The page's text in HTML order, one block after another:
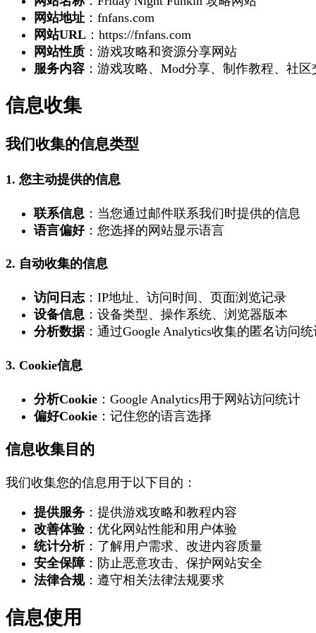
网站地址 ：fnfans.com
网站URL ：https://fnfans.com
网站性质 ：游戏攻略和资源分享网站
服务内容 ：游戏攻略、Mod分享、制作教程、社区
信息收集
我们收集的信息类型
1. 您主动提供的信息
联系信息 ：当您通过邮件联系我们时提供的信息
语言偏好：您选择的网站显示语言
2. 自动收集的信息
访问日志：IP地址、访问时间、页面浏览记录
设备信息 ：设备类型、操作系统、浏览器版本
分析数据：通过Google Analytics收集的匿名访问统
3. Cookie信息
分析Cookie ：Google Analytics用于网站访问统计
偏好Cookie ：记住您的语言选择
信息收集目的
我们收集您的信息用于以下目的：
提供服务 ：提供游戏攻略和教程内容
改善体验：优化网站性能和用户体验
统计分析：了解用户需求、改进内容质量
安全保障：防止恶意攻击、保护网站安全
法律合规：遵守相关法律法规要求
信息使用